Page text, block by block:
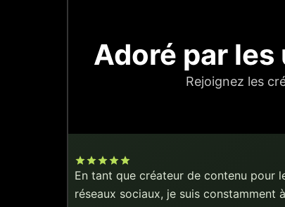
Adoré par
Rejoignez les
En tant que créateur de contenu pour
réseaux sociaux, je suis constamment